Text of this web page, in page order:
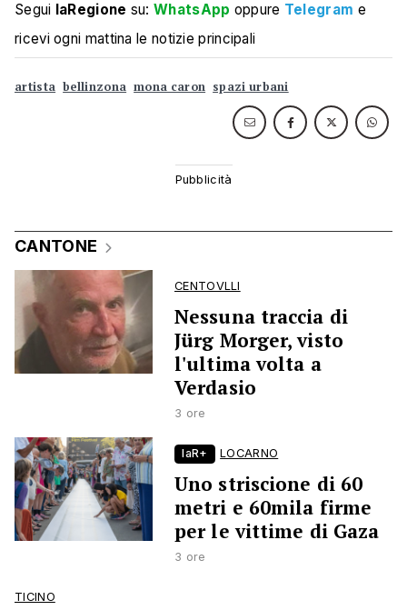
Segui laRegione su:WhatsApp oppure Telegram e
ricevi ogni mattina le notizie principali
artista bellinzona mona caron spazi urbani
CANTONE
CENTOVLLI
Nessuna traccia di
Jürg Morger, visto
l'ultima volta a
Verdasio
3 ore
laR+ LOCARNO
Uno striscione di 60
metri e 60mila firme
per le vittime di Gaza
3 ore
TICINO